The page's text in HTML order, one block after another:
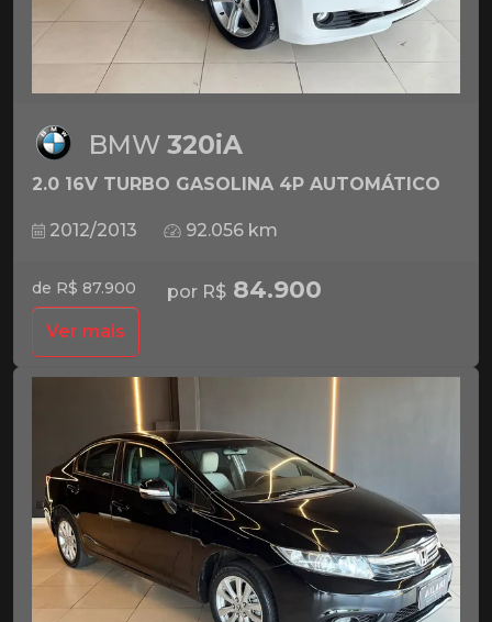
BMW 320iA
2.0 16V TURBO GASOLINA 4P AUTOMÁTICO
2012/2013 92.056 km
de R$ 87.900 por R$ 84.900
Ver mais